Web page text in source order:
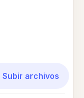
Subir archivos